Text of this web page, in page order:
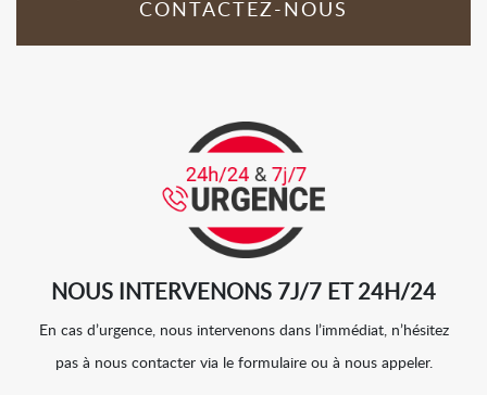
CONTACTEZ-NOUS
NOUS INTERVENONS 7J/7 ET 24H/24
En cas d’urgence, nous intervenons dans l’immédiat, n’hésitez
pas à nous contacter via le formulaire ou à nous appeler.